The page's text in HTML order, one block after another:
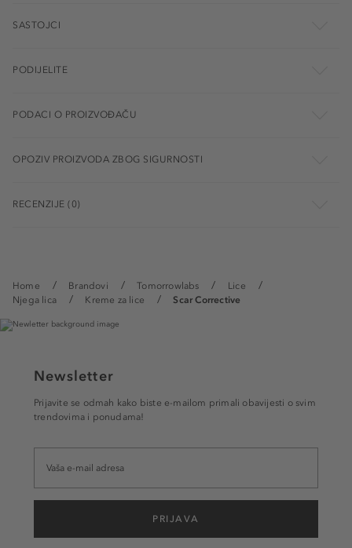
Home Brandovi Tomorrowlabs
Lice
Njega lica
Kreme za lice Scar Corrective
SASTOJCI
PODIJELITE
PODACI O PROIZVOĐAČU
OPOZIV PROIZVODA ZBOG SIGURNOSTI
RECENZIJE (0)
Newsletter
Prijavite se odmah kako biste e-mailom primali obavijesti o svim
trendovima i ponudama!
PRIJAVA